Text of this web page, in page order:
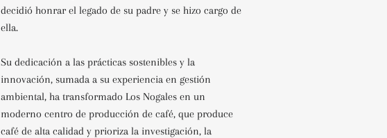
decidió honrar el legado de su padre y se hizo cargo de
ella.
Su dedicación a las prácticas sostenibles y la
innovación, sumada a su experiencia en gestión
ambiental, ha transformado Los Nogales en un
moderno centro de producción de café, que produce
café de alta calidad y prioriza la investigación, la